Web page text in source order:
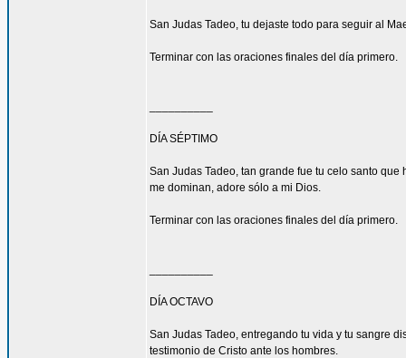
San Judas Tadeo, tu dejaste todo para seguir al
Terminar con las oraciones finales del día primero.
DÍA SÉPTIMO
San Judas Tadeo, tan grande fue tu celo santo
me dominan, adore sólo a mi Dios.
Terminar con las oraciones finales del día primero.
DÍA OCTAVO
San Judas Tadeo, entregando tu vida y tu sangre
testimonio de Cristo ante los hombres.